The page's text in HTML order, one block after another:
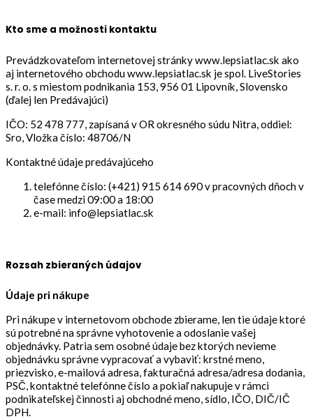
Kto sme a možnosti kontaktu
Prevádzkovateľom internetovej stránky www.lepsiatlac.sk ako
aj internetového obchodu www.lepsiatlac.sk jespol. LiveStories
s. r. o. s miestom podnikania 153, 956 01 Lipovník, Slovensko
(ďalej len Predávajúci)
IČO: 52 478 777, zapísaná v OR okresného súdu Nitra, oddiel:
Sro, Vložka číslo: 48706/N
Kontaktné údaje predávajúceho
telefónne číslo: (+421) 915 614 690 v pracovných dňoch v
čase medzi 09:00 a 18:00
e-mail: info@lepsiatlac.sk
Rozsah zbieraných údajov
Údaje pri nákupe
Pri nákupe v internetovom obchode zbierame, len tie údaje ktoré
sú potrebné na správne vyhotovenie a odoslanie vašej
objednávky. Patria sem osobné údaje bez ktorých nevieme
objednávku správne vypracovať a vybaviť: krstné meno,
priezvisko, e-mailová adresa, fakturačná adresa/adresa dodania,
PSČ, kontaktné telefónne číslo a pokiaľ nakupuje v rámci
podnikateľskej činnosti aj obchodné meno, sídlo, IČO, DIČ/IČ
DPH.